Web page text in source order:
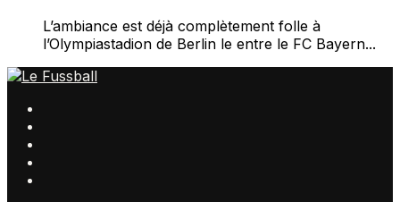
L’ambiance est déjà complètement folle à
l’Olympiastadion de Berlin le entre le FC Bayern...